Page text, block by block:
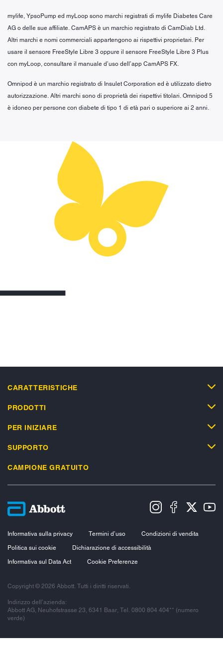
mylife, YpsoPump ed myLoop sono marchi registrati di mylife Diabetes Care
AG o delle sue affiliate. CamAPS è un marchio registrato di CamDiab Ltd.
Altri marchi e nomi commerciali appartengono ai rispettivi proprietari. Per
usare il sensore FreeStyle Libre 3 oppure il sensore FreeStyle Libre 3 Plus
con myLoop, consultare il manuale d’uso dell’app CamAPS FX.
Omnipod è un marchio registrato di Insulet Corporation ed è utilizzato dietro
autorizzazione. Altri marchi sono di proprietà dei rispettivi titolari. Omnipod 5
è idoneo per persone con diabete di tipo 1 di età pari o superiore ai 2 anni.
CARATTERISTICHE
PRODOTTI
PER INIZIARE
SUPPORTO
CAMPIONE GRATUITO
Informativa sulla privacy Termini d’uso
Condizioni di vendita
Politica sui cookie
Dichiarazione di accessibilità
Informativa sul Data Act
Cookie Preferenze
Copyright © 2026 Abbott. Tutti i diritti riservati.
Indirizzo dell’azienda:
Abbott AG, Neuhofstrasse 23, 6341 Baar, Tel. 0800 804 404** (numero
verde)